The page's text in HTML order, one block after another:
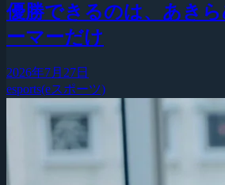
優勝できるのは、あき
ーマーだけ
2026年7月27日
esports(eスポーツ)